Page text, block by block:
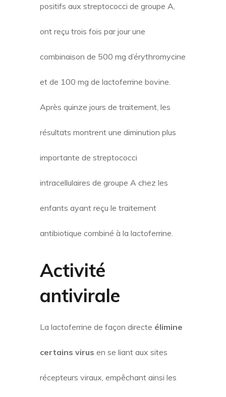
positifs aux streptococci de groupe A,
ont reçu trois fois par jour une
combinaison de 500 mg d’érythromycine
et de 100 mg de lactoferrine bovine.
Après quinze jours de traitement, les
résultats montrent une diminution plus
importante de streptococci
intracellulaires de groupe A chez les
enfants ayant reçu le traitement
antibiotique combiné à la lactoferrine.
Activité
antivirale
La lactoferrine de façon directe élimine
certains virus en se liant aux sites
récepteurs viraux, empêchant ainsi les